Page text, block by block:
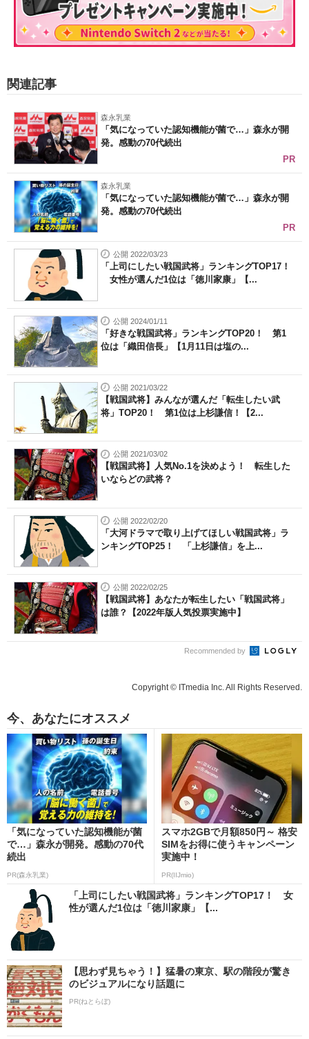
関連記事
森永乳業
「気になっていた認知機能が菌で…」森永が開
発。感動の70代続出
PR
森永乳業
「気になっていた認知機能が菌で…」森永が開
発。感動の70代続出
PR
公開 2022/03/23
「上司にしたい戦国武将」ランキングTOP17！
女性が選んだ1位は「徳川家康」【...
公開 2024/01/11
「好きな戦国武将」ランキングTOP20！ 第1
位は「織田信長」【1月11日は塩の...
公開 2021/03/22
【戦国武将】みんなが選んだ「転生したい武
将」TOP20！ 第1位は上杉謙信！【2...
公開 2021/03/02
【戦国武将】人気No.1を決めよう！ 転生した
いならどの武将？
公開 2022/02/20
「大河ドラマで取り上げてほしい戦国武将」ラ
ンキングTOP25！ 「上杉謙信」を上...
公開 2022/02/25
【戦国武将】あなたが転生したい「戦国武将」
は誰？【2022年版人気投票実施中】
Recommended by
Copyright © ITmedia Inc. All Rights Reserved.
今、あなたにオススメ
「気になっていた認知機能が菌
で…」森永が開発。感動の70代
続出
PR(森永乳業)
スマホ2GBで月額850円～ 格安
SIMをお得に使うキャンペーン
実施中！
PR(IIJmio)
「上司にしたい戦国武将」ランキングTOP17！ 女
性が選んだ1位は「徳川家康」【...
【思わず見ちゃう！】猛暑の東京、駅の階段が驚き
のビジュアルになり話題に
PR(ねとらぼ)